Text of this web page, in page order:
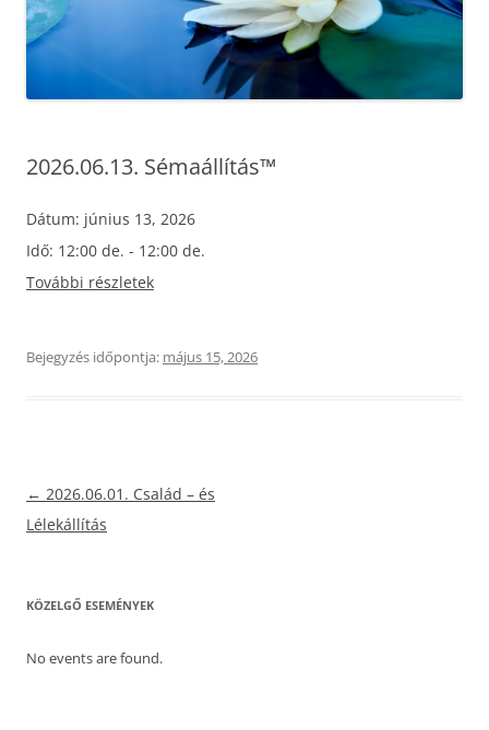
2026.06.13. Sémaállítás™
Dátum: június 13, 2026
Idő: 12:00 de. - 12:00 de.
További részletek
Bejegyzés időpontja: május 15, 2026
Bejegyzés
navigáció
← 2026.06.01. Család – és
Lélekállítás
KÖZELGŐ ESEMÉNYEK
No events are found.